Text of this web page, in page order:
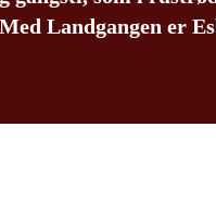
Landgangen er